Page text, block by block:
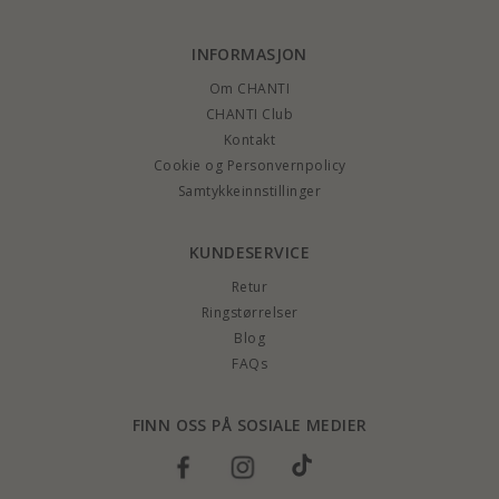
INFORMASJON
Om CHANTI
CHANTI Club
Kontakt
Cookie og Personvernpolicy
Samtykkeinnstillinger
KUNDESERVICE
Retur
Ringstørrelser
Blog
FAQs
FINN OSS PÅ SOSIALE MEDIER